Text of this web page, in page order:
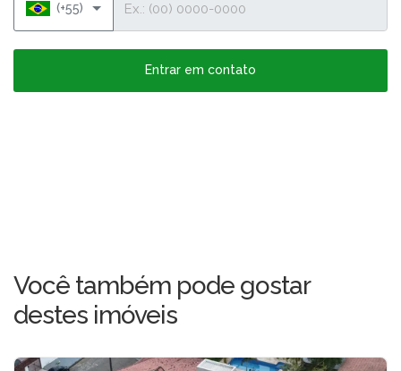
(+55)
Entrar em contato
Você também pode gostar
destes imóveis